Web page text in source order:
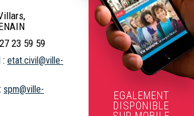
23 59 59
etat.civil@ville-
spm@ville-
EGALEMENT
DISPONIBLE